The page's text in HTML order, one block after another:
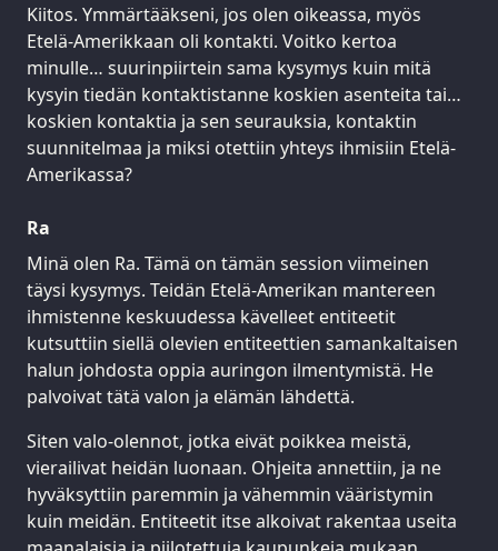
Kiitos. Ymmärtääkseni, jos olen oikeassa, myös
Etelä-Amerikkaan oli kontakti. Voitko kertoa
minulle… suurinpiirtein sama kysymys kuin mitä
kysyin tiedän kontaktistanne koskien asenteita tai…
koskien kontaktia ja sen seurauksia, kontaktin
suunnitelmaa ja miksi otettiin yhteys ihmisiin Etelä-
Amerikassa?
Ra
Minä olen Ra. Tämä on tämän session viimeinen
täysi kysymys. Teidän Etelä-Amerikan mantereen
ihmistenne keskuudessa kävelleet entiteetit
kutsuttiin siellä olevien entiteettien samankaltaisen
halun johdosta oppia auringon ilmentymistä. He
palvoivat tätä valon ja elämän lähdettä.
Siten valo-olennot, jotka eivät poikkea meistä,
vierailivat heidän luonaan. Ohjeita annettiin, ja ne
hyväksyttiin paremmin ja vähemmin vääristymin
kuin meidän. Entiteetit itse alkoivat rakentaa useita